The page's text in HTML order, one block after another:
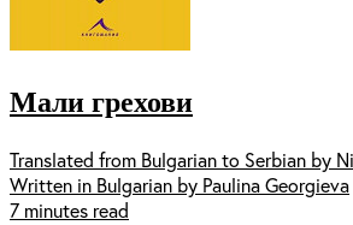
Мали грехови
Translated from Bulgarian to Serbian by
Written in Bulgarian by Paulina Georgieva
7 minutes read